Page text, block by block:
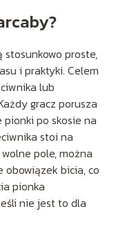
stosunkowo proste,
i praktyki. Celem
lub
gracz porusza
po skosie na
stoi na
pole, można
obowiązek bicia, co
pionka
nie jest to dla